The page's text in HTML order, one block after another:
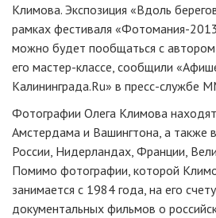
Климова. Экспозиция «Вдоль
рамках фестиваля «Фотомания-
можно будет пообщаться с автором
его мастер-классе, сообщили
Калининграда.Ru» в пресс-службе
Фотографии Олега Климова
Амстердама и Вашингтона, а также
России, Нидерландах, Франции,
Помимо фотографии, которой
занимается с 1984 года, на его
документальных фильмов о